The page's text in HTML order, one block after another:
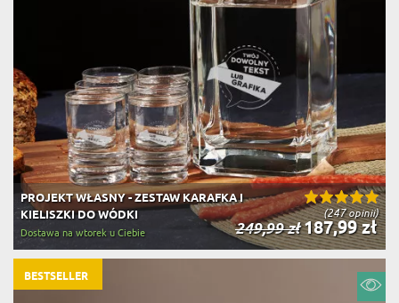
(247 opinii)
PROJEKT WŁASNY - ZESTAW KARAFKA I
KIELISZKI DO WÓDKI
249,99 zł187,99 zł
Dostawa na wtorek u Ciebie
BESTSELLER